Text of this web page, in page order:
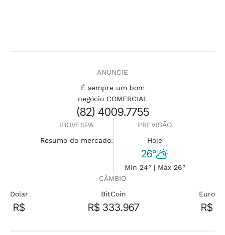
ANUNCIE
É sempre um bom
negócio COMERCIAL
(82) 4009.7755
IBOVESPA
Resumo do mercado:
PREVISÃO
Hoje
26°
Min 24° | Máx 26°
CÂMBIO
Dolar
R$
BitCoin
R$ 333.967
Euro
R$